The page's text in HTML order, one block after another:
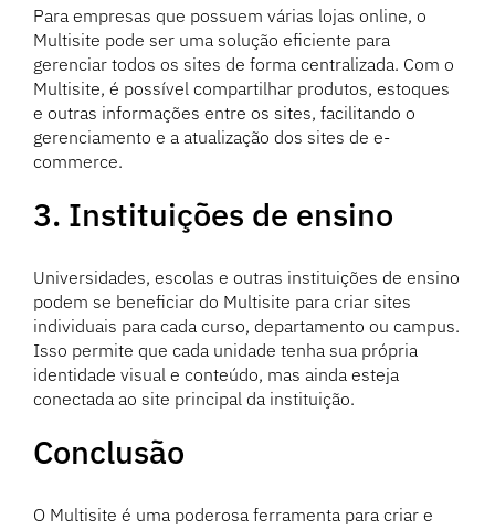
Para empresas que possuem várias lojas online, o
Multisite pode ser uma solução eficiente para
gerenciar todos os sites de forma centralizada. Com o
Multisite, é possível compartilhar produtos, estoques
e outras informações entre os sites, facilitando o
gerenciamento e a atualização dos sites de e-
commerce.
3. Instituições de ensino
Universidades, escolas e outras instituições de ensino
podem se beneficiar do Multisite para criar sites
individuais para cada curso, departamento ou campus.
Isso permite que cada unidade tenha sua própria
identidade visual e conteúdo, mas ainda esteja
conectada ao site principal da instituição.
Conclusão
O Multisite é uma poderosa ferramenta para criar e